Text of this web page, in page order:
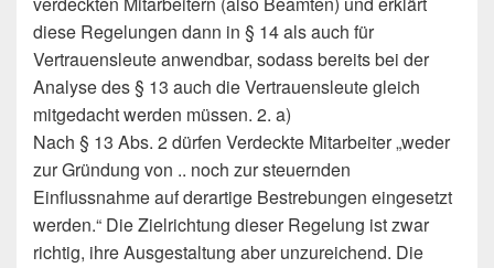
diese Regelungen dann in § 14 als auch für
Vertrauensleute anwendbar, sodass bereits bei der
Analyse des § 13 auch die Vertrauensleute gleich
mitgedacht werden müssen. 2. a)
Nach § 13 Abs. 2 dürfen Verdeckte Mitarbeiter „weder
zur Gründung von .. noch zur steuernden
Einflussnahme auf derartige Bestrebungen eingesetzt
werden.“ Die Zielrichtung dieser Regelung ist zwar
richtig, ihre Ausgestaltung aber unzureichend. Die